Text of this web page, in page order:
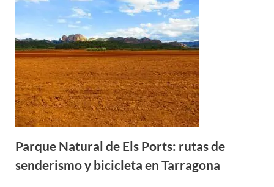
Parque Natural de Els Ports: rutas de
senderismo y bicicleta en Tarragona